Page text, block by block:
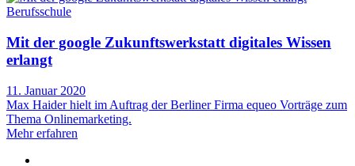
Berufsschule
Mit der google Zukunftswerkstatt digitales Wissen
erlangt
11. Januar 2020
Max Haider hielt im Auftrag der Berliner Firma equeo Vorträge zum
Thema Onlinemarketing.
Mehr erfahren